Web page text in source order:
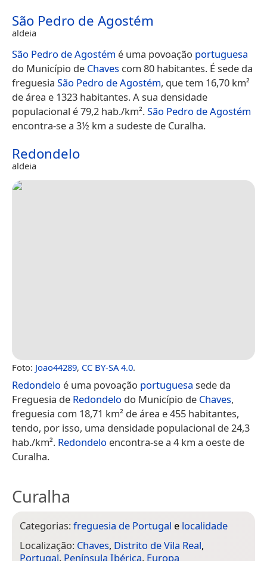
São Pedro de Agostém
aldeia
São Pedro de Agostém é uma povoação portuguesa
do Município de Chaves com 80 habitantes. É sede da
freguesia São Pedro de Agostém, que tem 16,70 km²
de área e 1323 habitantes. A sua densidade
populacional é 79,2 hab./km².São Pedro de Agostém
encontra-se a 3½ km a sudeste de Curalha.
Redondelo
aldeia
Foto: Joao44289, CC BY-SA 4.0.
Redondelo é uma povoação portuguesa sede da
Freguesia de Redondelo do Município de Chaves,
freguesia com 18,71 km² de área e 455 habitantes,
tendo, por isso, uma densidade populacional de 24,3
hab./km². Redondelo encontra-se a 4 km a oeste de
Curalha.
Curalha
Categorias:freguesia de Portugal e localidade
Localização: Chaves, Distrito de Vila Real,
Portugal, Península Ibérica, Europa